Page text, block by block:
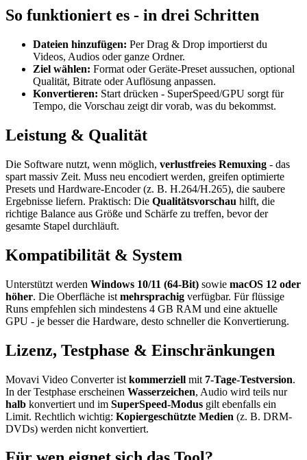
So funktioniert es - in drei Schritten
Dateien hinzufügen: Per Drag & Drop importierst du
Videos, Audios oder ganze Ordner.
Ziel wählen: Format oder Geräte-Preset aussuchen, optional
Qualität, Bitrate oder Auflösung anpassen.
Konvertieren: Start drücken - SuperSpeed/GPU sorgt für
Tempo, die Vorschau zeigt dir vorab, was du bekommst.
Leistung & Qualität
Die Software nutzt, wenn möglich, verlustfreies Remuxing - das
spart massiv Zeit. Muss neu encodiert werden, greifen optimierte
Presets und Hardware-Encoder (z. B. H.264/H.265), die saubere
Ergebnisse liefern. Praktisch: Die Qualitätsvorschau hilft, die
richtige Balance aus Größe und Schärfe zu treffen, bevor der
gesamte Stapel durchläuft.
Kompatibilität & System
Unterstützt werden Windows 10/11 (64-Bit) sowie macOS 12 oder
höher. Die Oberfläche ist mehrsprachig verfügbar. Für flüssige
Runs empfehlen sich mindestens 4 GB RAM und eine aktuelle
GPU - je besser die Hardware, desto schneller die Konvertierung.
Lizenz, Testphase & Einschränkungen
Movavi Video Converter ist kommerziell mit 7-Tage-Testversion.
In der Testphase erscheinen Wasserzeichen, Audio wird teils nur
halb konvertiert und im SuperSpeed-Modus gilt ebenfalls ein
Limit. Rechtlich wichtig: Kopiergeschützte Medien (z. B. DRM-
DVDs) werden nicht konvertiert.